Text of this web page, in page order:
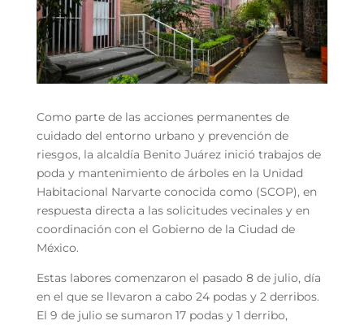
Como parte de las acciones permanentes de
cuidado del entorno urbano y prevención de
riesgos, la alcaldía Benito Juárez inició trabajos de
poda y mantenimiento de árboles en la Unidad
Habitacional Narvarte conocida como (SCOP), en
respuesta directa a las solicitudes vecinales y en
coordinación con el Gobierno de la Ciudad de
México.
Estas labores comenzaron el pasado 8 de julio, día
en el que se llevaron a cabo 24 podas y 2 derribos.
El 9 de julio se sumaron 17 podas y 1 derribo,